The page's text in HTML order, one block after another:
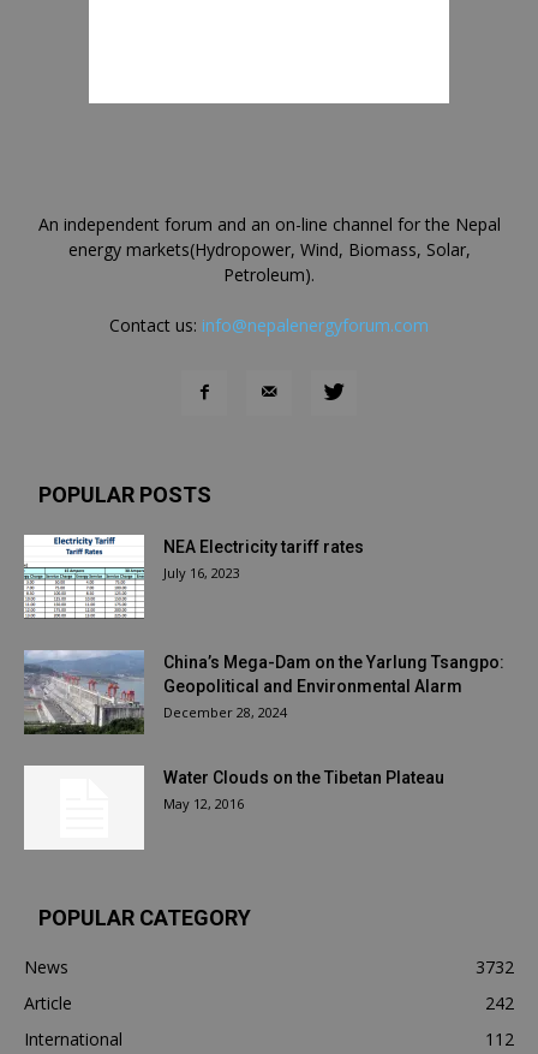
An independent forum and an on-line channel for the Nepal
energy markets(Hydropower, Wind, Biomass, Solar,
Petroleum).
Contact us: info@nepalenergyforum.com
POPULAR POSTS
NEA Electricity tariff rates
July 16, 2023
China’s Mega-Dam on the Yarlung Tsangpo:
Geopolitical and Environmental Alarm
December 28, 2024
Water Clouds on the Tibetan Plateau
May 12, 2016
POPULAR CATEGORY
News
3732
Article
242
International
112